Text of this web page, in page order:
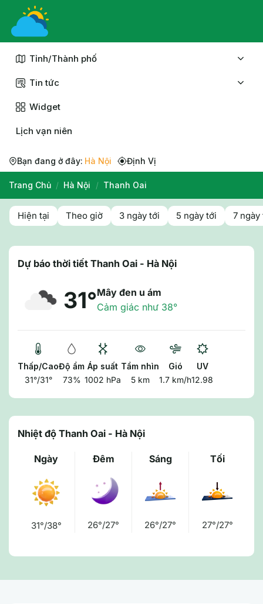
Chuyển
nội
Tỉnh/Thành phố
Tin tức
Widget
Lịch vạn niên
Bạn đang ở đây: Hà Nội Định Vị
Trang Chủ / Hà Nội / Thanh Oai
Hiện tại Theo giờ 3 ngày tới 5 ngày tới 7 ngày
Dự báo thời tiết Thanh Oai - Hà Nội
31°Mây đen u ám
Cảm giác như 38°
Thấp/Cao
31°/31°
Độ ẩm
73%
Áp suất
1002 hPa
Tầm nhìn
5 km
Gió
1.7 km/h
UV
12.98
Nhiệt độ Thanh Oai - Hà Nội
Ngày
31°/38°
Đêm
26°/27°
Sáng
26°/27°
Tối
27°/27°